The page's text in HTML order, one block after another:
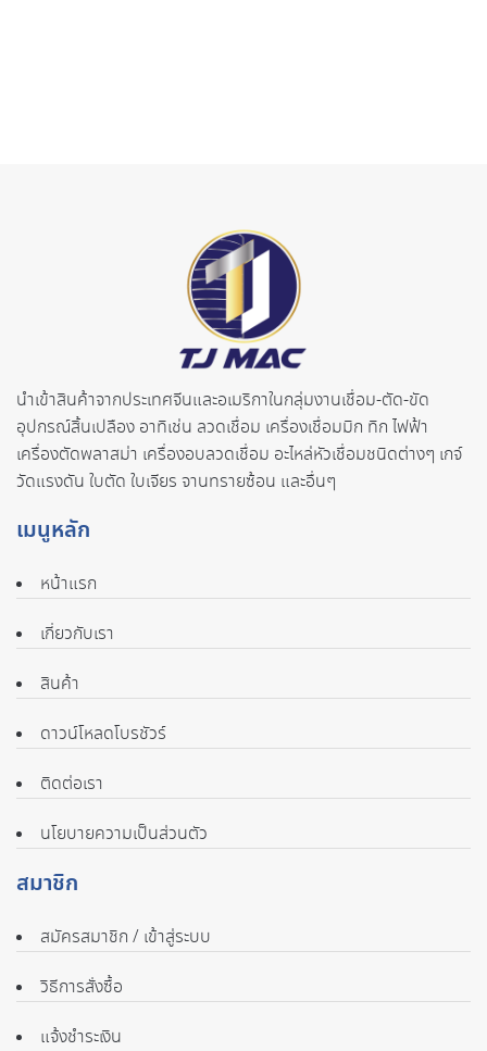
นำเข้าสินค้าจากประเทศจีนและอเมริกาในกลุ่มงานเชื่อม-ตัด-ขัด
อุปกรณ์สิ้นเปลือง อาทิเช่น ลวดเชื่อม เครื่องเชื่อมมิก ทิก ไฟฟ้า
เครื่องตัดพลาสม่า เครื่องอบลวดเชื่อม อะไหล่หัวเชื่อมชนิดต่างๆ เกจ์
วัดแรงดัน ใบตัด ใบเจียร จานทรายซ้อน และอื่นๆ
เมนูหลัก
หน้าแรก
เกี่ยวกับเรา
สินค้า
ดาวน์โหลดโบรชัวร์
ติดต่อเรา
นโยบายความเป็นส่วนตัว
สมาชิก
สมัครสมาชิก / เข้าสู่ระบบ
วิธีการสั่งซื้อ
แจ้งชำระเงิน